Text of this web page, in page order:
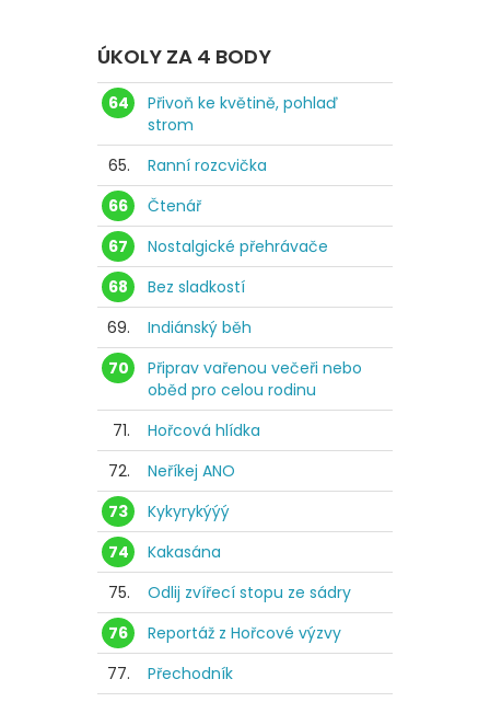
ÚKOLY ZA 4 BODY
64
Přivoň ke květině, pohlaď
strom
65.
Ranní rozcvička
66
Čtenář
67
Nostalgické přehrávače
68
Bez sladkostí
69.
Indiánský běh
70
Připrav vařenou večeři nebo
oběd pro celou rodinu
71.
Hořcová hlídka
72.
Neříkej ANO
73
Kykyrykýýý
74
Kakasána
75.
Odlij zvířecí stopu ze sádry
76
Reportáž z Hořcové výzvy
77.
Přechodník